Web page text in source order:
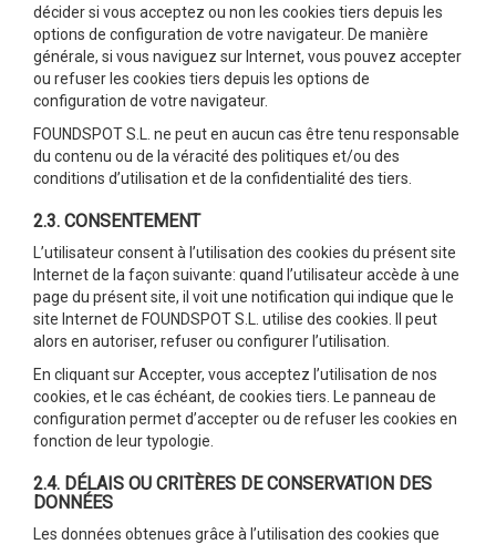
décider si vous acceptez ou non les cookies tiers depuis les
options de configuration de votre navigateur. De manière
générale, si vous naviguez sur Internet, vous pouvez accepter
ou refuser les cookies tiers depuis les options de
configuration de votre navigateur.
FOUNDSPOT S.L. ne peut en aucun cas être tenu responsable
du contenu ou de la véracité des politiques et/ou des
conditions d’utilisation et de la confidentialité des tiers.
2.3. CONSENTEMENT
L’utilisateur consent à l’utilisation des cookies du présent site
Internet de la façon suivante: quand l’utilisateur accède à une
page du présent site, il voit une notification qui indique que le
site Internet de FOUNDSPOT S.L. utilise des cookies. Il peut
alors en autoriser, refuser ou configurer l’utilisation.
En cliquant sur Accepter, vous acceptez l’utilisation de nos
cookies, et le cas échéant, de cookies tiers. Le panneau de
configuration permet d’accepter ou de refuser les cookies en
fonction de leur typologie.
2.4. DÉLAIS OU CRITÈRES DE CONSERVATION DES
DONNÉES
Les données obtenues grâce à l’utilisation des cookies que